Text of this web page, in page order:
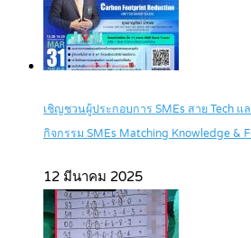
เชิญชวนผู้ประกอบการ SMEs สาย Tech แ
กิจกรรม SMEs Matching Knowledge &
12 มีนาคม 2025